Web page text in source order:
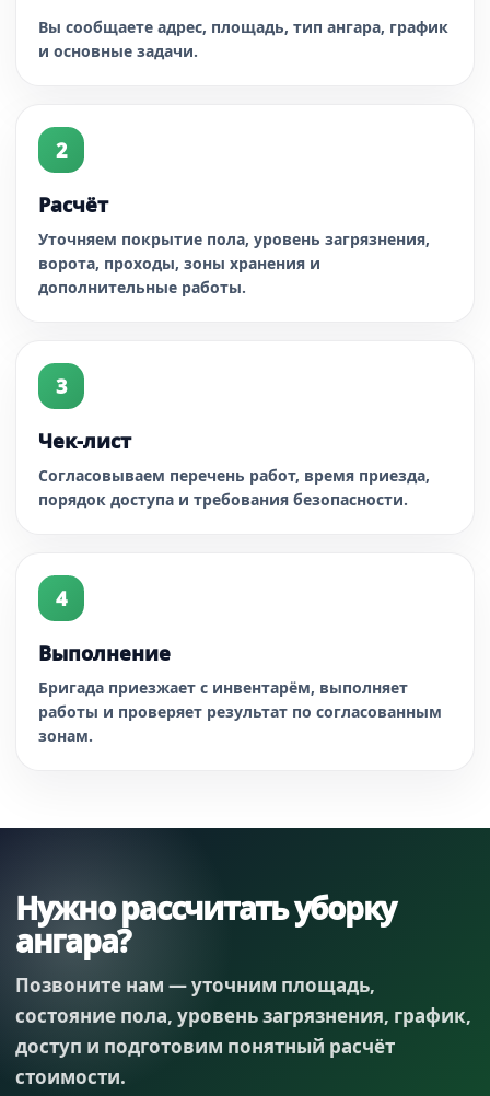
Вы сообщаете адрес, площадь, тип ангара, график
и основные задачи.
Расчёт
Уточняем покрытие пола, уровень загрязнения,
ворота, проходы, зоны хранения и
дополнительные работы.
Чек-лист
Согласовываем перечень работ, время приезда,
порядок доступа и требования безопасности.
Выполнение
Бригада приезжает с инвентарём, выполняет
работы и проверяет результат по согласованным
зонам.
Нужно рассчитать уборку
ангара?
Позвоните нам — уточним площадь,
состояние пола, уровень загрязнения, график,
доступ и подготовим понятный расчёт
стоимости.